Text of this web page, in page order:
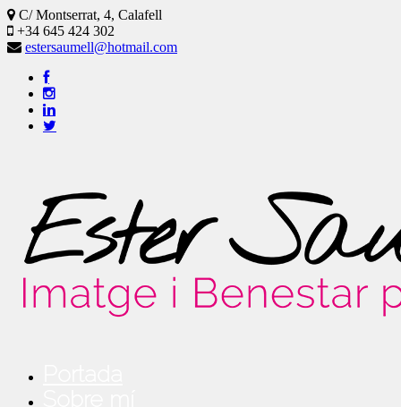
C/ Montserrat, 4, Calafell
+34 645 424 302
estersaumell@hotmail.com